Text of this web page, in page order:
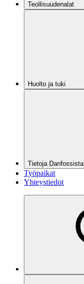
Teollisuudenalat
Huolto ja tuki
Tietoja Danfossista
Työpaikat
Yhteystiedot